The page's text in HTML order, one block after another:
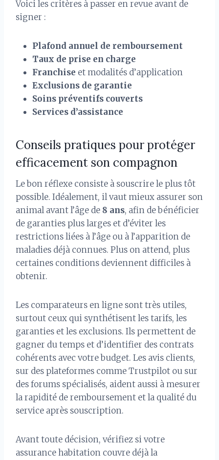
Voici les critères à passer en revue avant de
signer :
Plafond annuel de remboursement
Taux de prise en charge
Franchise et modalités d’application
Exclusions de garantie
Soins préventifs couverts
Services d’assistance
Conseils pratiques pour protéger
efficacement son compagnon
Le bon réflexe consiste à souscrire le plus tôt
possible. Idéalement, il vaut mieux assurer son
animal avant l’âge de 8 ans, afin de bénéficier
de garanties plus larges et d’éviter les
restrictions liées à l’âge ou à l’apparition de
maladies déjà connues. Plus on attend, plus
certaines conditions deviennent difficiles à
obtenir.
Les comparateurs en ligne sont très utiles,
surtout ceux qui synthétisent les tarifs, les
garanties et les exclusions. Ils permettent de
gagner du temps et d’identifier des contrats
cohérents avec votre budget. Les avis clients,
sur des plateformes comme Trustpilot ou sur
des forums spécialisés, aident aussi à mesurer
la rapidité de remboursement et la qualité du
service après souscription.
Avant toute décision, vérifiez si votre
assurance habitation couvre déjà la